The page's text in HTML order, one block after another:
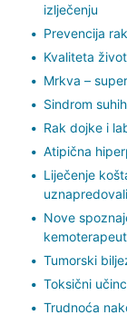
izlječenju
Prevencija
Kvaliteta
Mrkva –
Sindrom
Rak dojke i
Atipična
Liječenje
Nove
Tumorski
Toksični
Trudnoća